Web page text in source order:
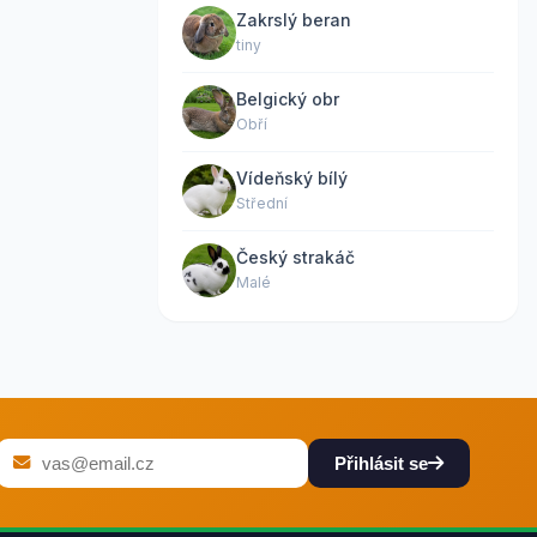
Zakrslý beran
tiny
Belgický obr
Obří
Vídeňský bílý
Střední
Český strakáč
Malé
Přihlásit se